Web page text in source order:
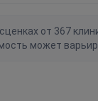
от 367
может